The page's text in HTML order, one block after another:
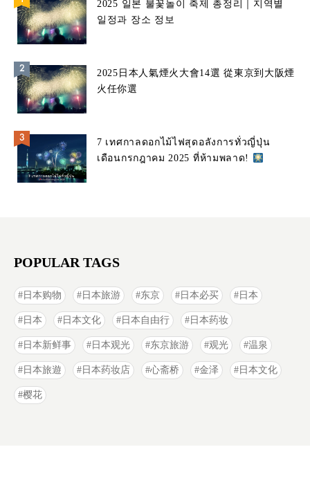
2025 일본 불꽃놀이 축제 총정리｜지역별
일정과 장소 정보
2025日本人氣煙火大會14選 從東京到大阪煙
火任你選
7 เทศกาลดอกไม้ไฟสุดอลังการทั่วญี่ปุ่น
เดือนกรกฎาคม 2025 ที่ห้ามพลาด!
POPULAR TAGS
日本购物 日本旅游 东京 日本必买 日本
日本 日本文化 日本自由行 日本药妆
日本新鲜事 日本观光 东京旅游 观光 温泉
日本旅遊 日本药妆店 心斋桥 金泽 日本文化
樱花